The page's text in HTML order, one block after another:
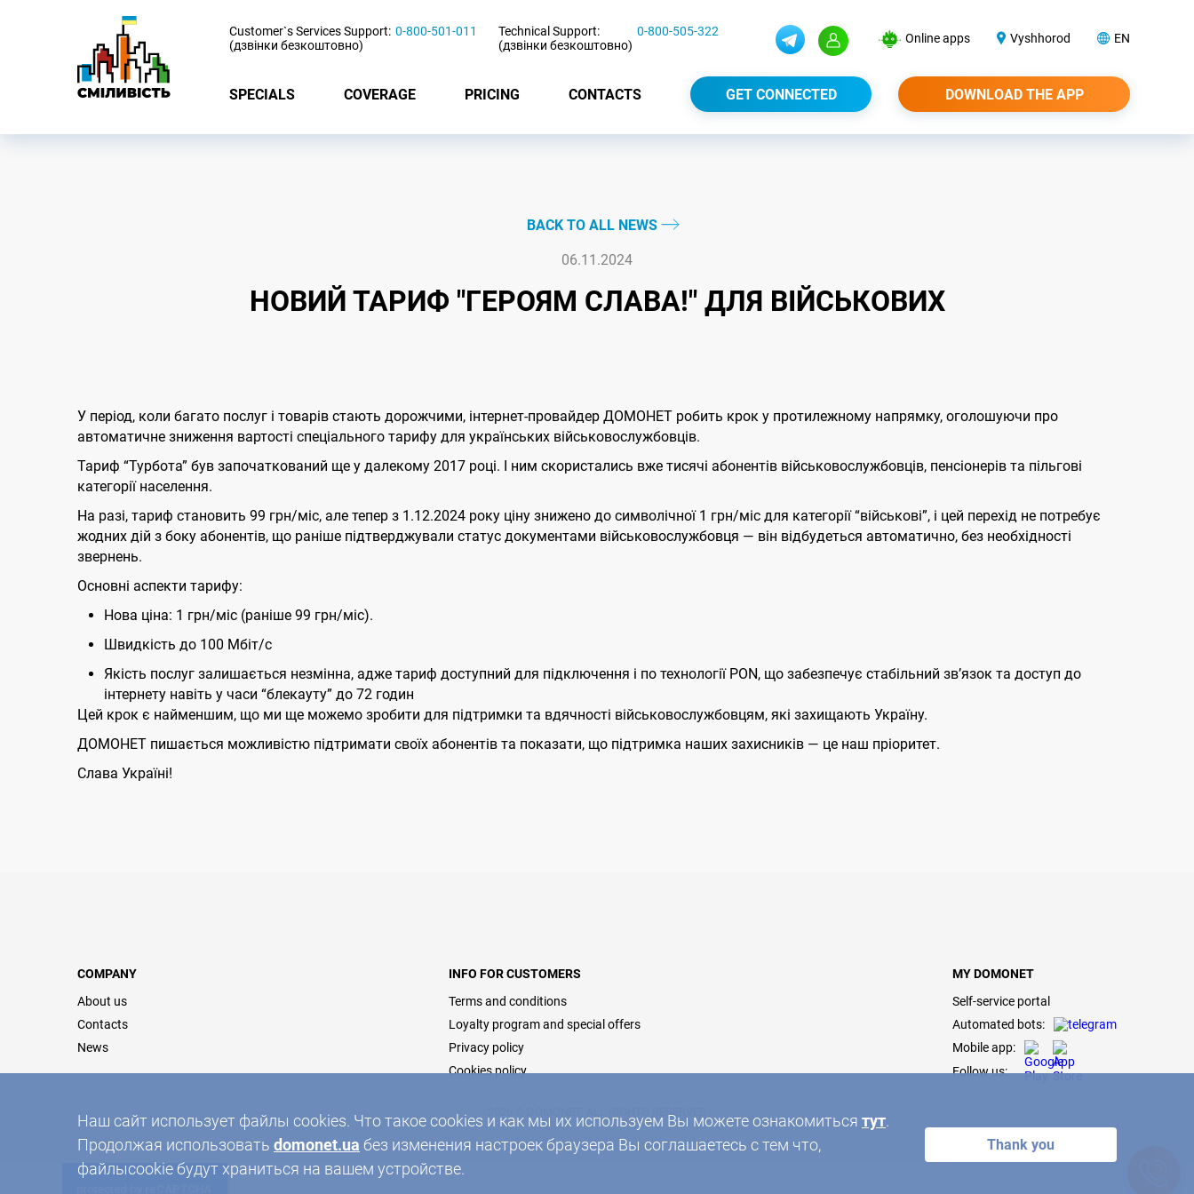
Наш сайт использует файлы cookies. Что такое cookies и как мы их используем Вы можете ознакомиться тут.
Продолжая использовать domonet.ua без изменения настроек браузера Вы соглашаетесь с тем что,
файлыcookie будут храниться на вашем устройстве.
Thank you
Customer`s Services Support:
(дзвінки безкоштовно)
0-800-501-011
Technical Support:
(дзвінки безкоштовно)
0-800-505-322 Online apps Vyshhorod EN
SPECIALS COVERAGE PRICING CONTACTS GET CONNECTED DOWNLOAD THE APP
BACK TO ALL NEWS
06.11.2024
НОВИЙ ТАРИФ "ГЕРОЯМ СЛАВА!" ДЛЯ ВІЙСЬКОВИХ
У період, коли багато послуг і товарів стають дорожчими, інтернет-провайдер ДОМОНЕТ робить крок у протилежному напрямку, оголошуючи про
автоматичне зниження вартості спеціального тарифу для українських військовослужбовців.
Тариф “Турбота” був започаткований ще у далекому 2017 році. І ним скористались вже тисячі абонентів військовослужбовців, пенсіонерів та пільгові
категорії населення.
На разі, тариф становить 99 грн/міс, але тепер з 1.12.2024 року ціну знижено до символічної 1 грн/міс для категорії “військові”, і цей перехід не потребує
жодних дій з боку абонентів, що раніше підтверджували статус документами військовослужбовця — він відбудеться автоматично, без необхідності
звернень.
Основні аспекти тарифу:
Нова ціна: 1 грн/міс (раніше 99 грн/міс).
Швидкість до 100 Мбіт/с
Якість послуг залишається незмінна, адже тариф доступний для підключення і по технології PON, що забезпечує стабільний зв’язок та доступ до
інтернету навіть у часи “блекауту” до 72 годин
Цей крок є найменшим, що ми ще можемо зробити для підтримки та вдячності військовослужбовцям, які захищають Україну.
ДОМОНЕТ пишається можливістю підтримати своїх абонентів та показати, що підтримка наших захисників — це наш пріоритет.
Слава Україні!
COMPANY
About us
Contacts
News
INFO FOR CUSTOMERS
Terms and conditions
Loyalty program and special offers
Privacy policy
Cookies policy
MY DOMONET
Self-service portal
Automated bots:
Mobile app:
Follow us:
2026 © DOMONET, ALL RIGHTS RESERVED